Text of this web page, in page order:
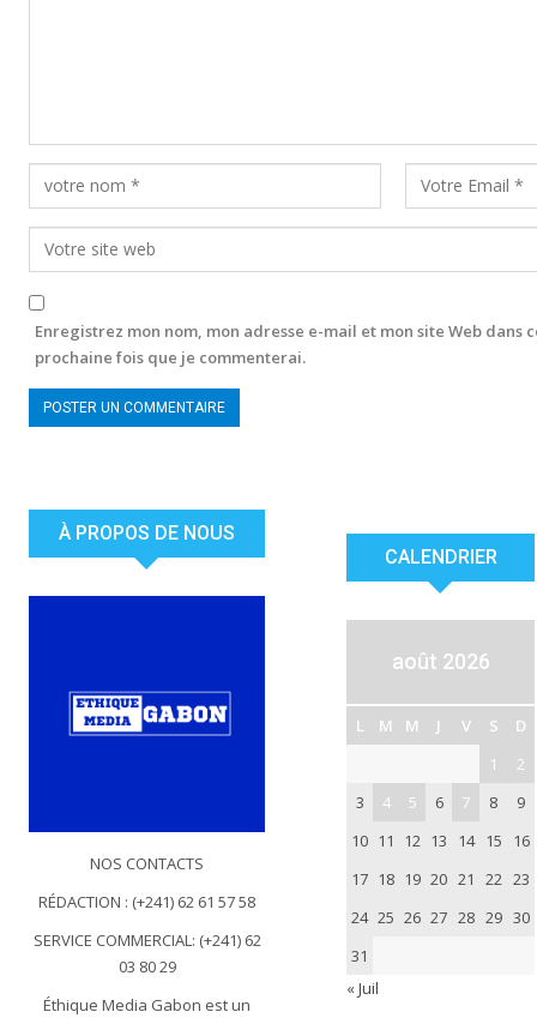
Enregistrez mon nom, mon adresse e-mail et mon site Web dans
prochaine fois que je commenterai.
À PROPOS DE NOUS
NOS CONTACTS
RÉDACTION : (+241) 62 61 57 58
SERVICE COMMERCIAL: (+241) 62
03 80 29
Éthique Media Gabon est un
CALENDRIER
août 2026
L M M J V S
D
1
2
3
4 5 6 7 8
9
10 11 12 13 14 15
16
17 18 19 20 21 22 23
24 25 26 27 28 29 30
31
« Juil